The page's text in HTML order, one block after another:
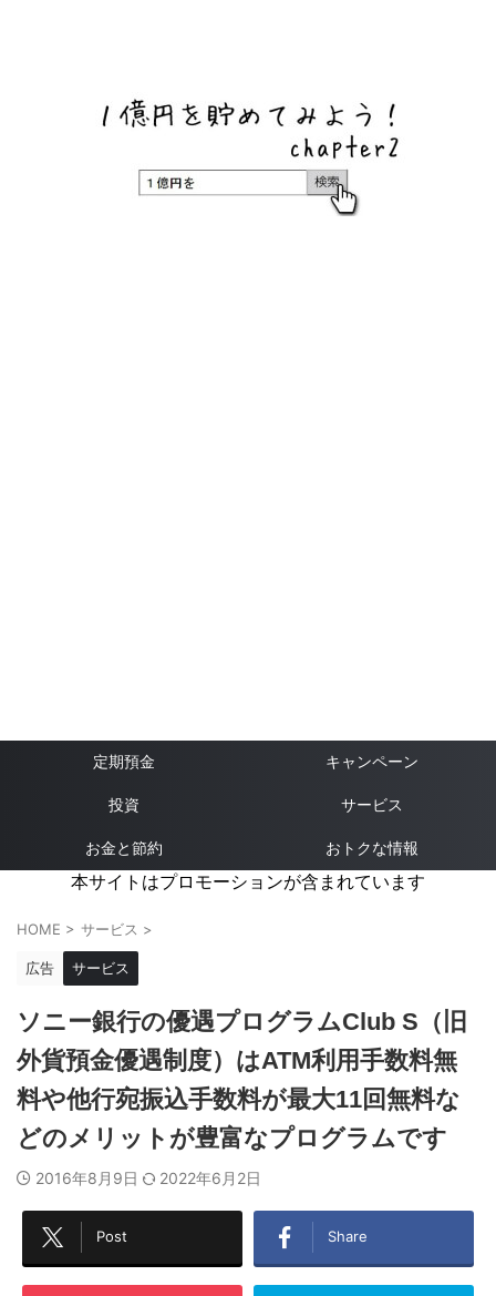
定期預金 キャンペーン
投資 サービス
お金と節約 おトクな情報
本サイトはプロモーションが含まれています
HOME > サービス >
広告 サービス
ソニー銀行の優遇プログラムClub S（旧
外貨預金優遇制度）はATM利用手数料無
料や他行宛振込手数料が最大11回無料な
どのメリットが豊富なプログラムです
2016年8月9日 2022年6月2日
Post Share